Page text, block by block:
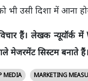
भी उसी दिशा में आना
हैं। लेखक न्यूयॉर्क में
मेजरमेंट सिस्टम बनाते
MEDIA MARKETING